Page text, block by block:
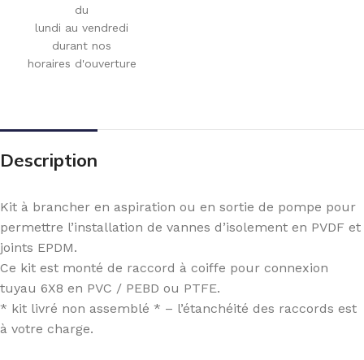
du
lundi au vendredi
durant nos
horaires d'ouverture
Description
Kit à brancher en aspiration ou en sortie de pompe pour
permettre l’installation de vannes d’isolement en PVDF et
joints EPDM.
Ce kit est monté de raccord à coiffe pour connexion
tuyau 6X8 en PVC / PEBD ou PTFE.
* kit livré non assemblé * – l’étanchéité des raccords est
à votre charge.